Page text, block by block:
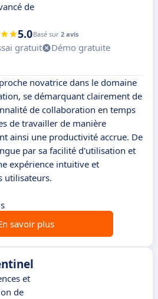
de
5.0Basé sur 2 avis
gratuit
Démo gratuite
novatrice dans le domaine
se démarquant clairement de
de collaboration en temps
de travailler de manière
ainsi une productivité accrue. De
par sa facilité d'utilisation et
expérience intuitive et
utilisateurs.
savoir plus
et
de